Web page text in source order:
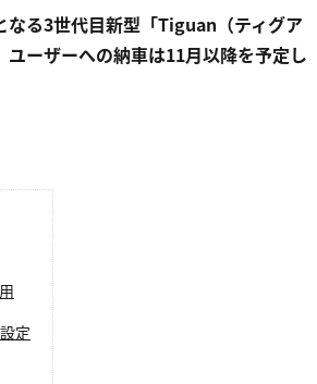
なる3世代目新型「Tiguan（ティグア
ーザーへの納車は11月以降を予定し
定